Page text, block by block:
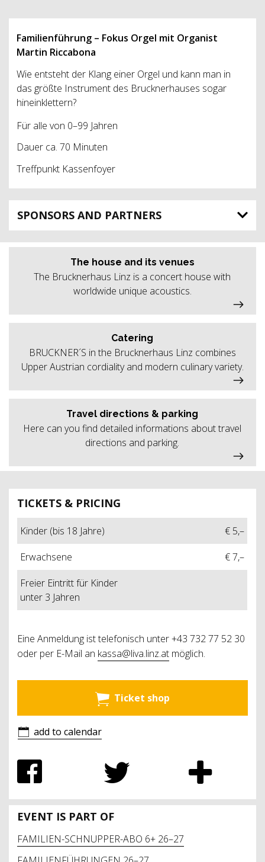
Familienführung – Fokus Orgel mit Organist
Martin Riccabona
Wie entsteht der Klang einer Orgel und kann man in
das größte Instrument des Brucknerhauses sogar
hineinklettern?
Für alle von 0–99 Jahren
Dauer ca. 70 Minuten
Treffpunkt Kassenfoyer
SPONSORS AND PARTNERS
TICKETS & PRICING
Kinder (bis 18 Jahre)
€ 5,–
Erwachsene
€ 7,–
Freier Eintritt für Kinder
unter 3 Jahren
Eine Anmeldung ist telefonisch unter +43 732 77 52 30
oder per E-Mail an kassa@liva.linz.at möglich.
Ticket shop
add to calendar
EVENT IS PART OF
FAMILIEN-SCHNUPPER-ABO 6+ 26–27
The house and its venues
The Brucknerhaus Linz is a concert house with
worldwide unique acoustics.
Catering
BRUCKNER´S in the Brucknerhaus Linz combines
Upper Austrian cordiality and modern culinary variety.
Travel directions & parking
Here can you find detailed informations about travel
directions and parking.